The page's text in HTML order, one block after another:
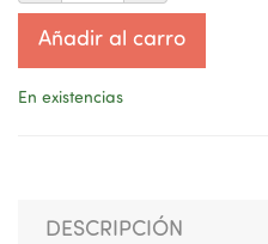
Añadir al carro
En existencias
DESCRIPCIÓN